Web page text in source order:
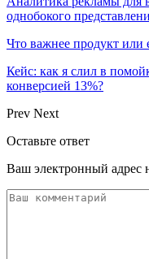
однобокого
Что важнее продукт или
Кейс: как я слил в
конверсией 13%?
Prev Next
Оставьте ответ
Ваш электронный адрес